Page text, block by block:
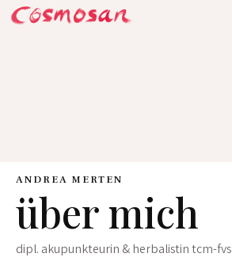
ANDREA MERTEN
über mich
dipl. akupunkteurin & herbalistin tcm-fvs